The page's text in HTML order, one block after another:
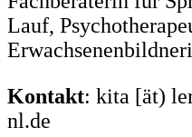
Lauf,
Kontakt: kita [ät)
nl.de